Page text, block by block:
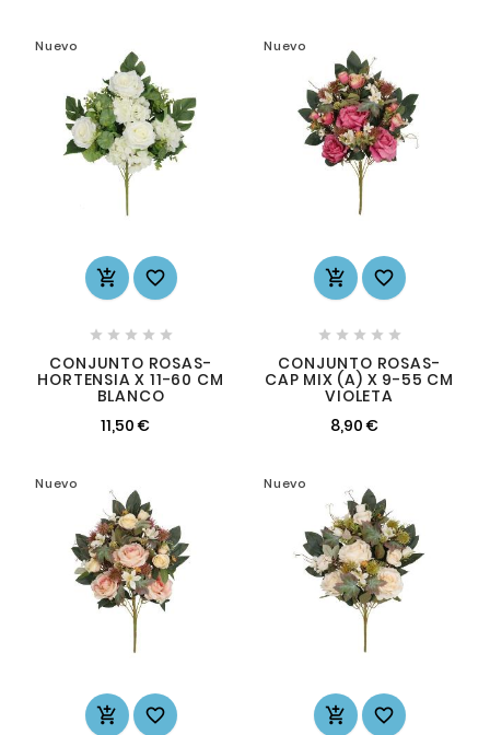
Nuevo
 
    
CONJUNTO ROSAS-
HORTENSIA X 11-60 CM
BLANCO
11,50 €
Nuevo
 
    
CONJUNTO ROSAS-
CAP MIX (A) X 9-55 CM
VIOLETA
8,90 €
Nuevo
 
Nuevo
 